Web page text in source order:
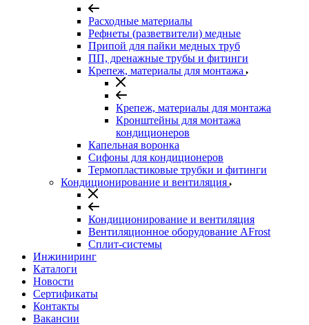
Расходные материалы
Рефнеты (разветвители) медные
Припой для пайки медных труб
ПП, дренажные трубы и фитинги
Крепеж, материалы для монтажа
Крепеж, материалы для монтажа
Кронштейны для монтажа
кондиционеров
Капельная воронка
Сифоны для кондиционеров
Термопластиковые трубки и фитинги
Кондиционирование и вентиляция
Кондиционирование и вентиляция
Вентиляционное оборудование AFrost
Сплит-системы
Инжиниринг
Каталоги
Новости
Сертификаты
Контакты
Вакансии